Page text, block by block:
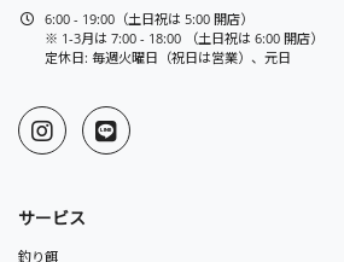
6:00 - 19:00（土日祝は 5:00 開店）
※ 1-3月は 7:00 - 18:00 （土日祝は 6:00 開店）
定休日: 毎週火曜日（祝日は営業）、元日
サービス
釣り餌